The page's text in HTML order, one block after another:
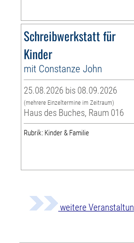
Schreibwerkstatt für
Kinder
mit Constanze John
25.08.2026 bis 08.09.2026
(mehrere Einzeltermine im Zeitraum)
Haus des Buches, Raum 016
Rubrik: Kinder & Familie
weitere